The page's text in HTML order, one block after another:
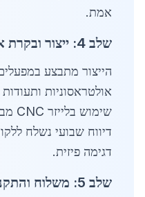
אמת.
שלב 4: ייצור ובקרת איכות
הייצור מתבצע
דיווח שבועי נשלח
דגימה פיזית.
שלב 5: משלוח והתקנה